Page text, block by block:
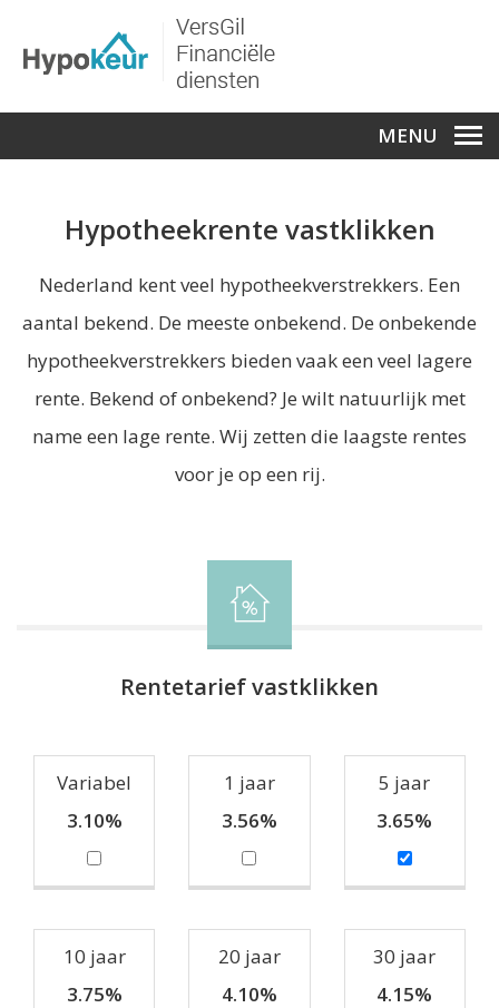
MENU
Hypotheekrente vastklikken
Nederland kent veel hypotheekverstrekkers. Een
aantal bekend. De meeste onbekend. De onbekende
hypotheekverstrekkers bieden vaak een veel lagere
rente. Bekend of onbekend? Je wilt natuurlijk met
name een lage rente. Wij zetten die laagste rentes
voor je op een rij.
Rentetarief vastklikken
Variabel
3.10%
1 jaar
3.56%
5 jaar
3.65%
10 jaar
3.75%
20 jaar
4.10%
30 jaar
4.15%